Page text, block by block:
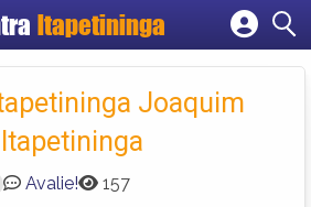
Itapetininga
Cadastrar empresa
Criar conta Joaquim
Avalie! 157